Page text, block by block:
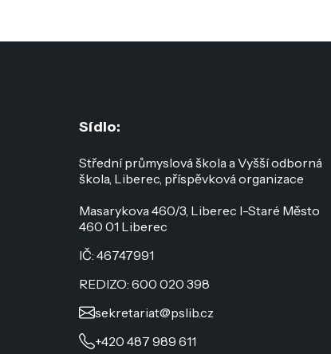
Sídlo:
Střední průmyslová škola a Vyšší odborná
škola, Liberec, příspěvková organizace
Masarykova 460/3, Liberec I-Staré Město
460 01 Liberec
IČ: 46747991
REDIZO: 600 020 398
sekretariat@pslib.cz
+420 487 989 611